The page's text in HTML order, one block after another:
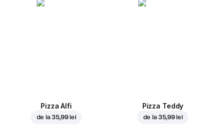
Pizza Alfi
de la 35,99 lei
Pizza Teddy
de la 35,99 lei